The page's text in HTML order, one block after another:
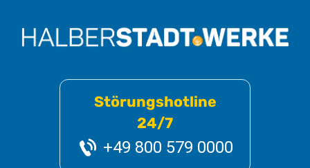
Störungshotline
24/7
+49 800 579 0000